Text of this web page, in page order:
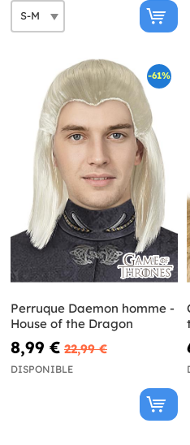
-61%
Perruque Daemon homme -
House of the Dragon
8,99 € 22,99 €
DISPONIBLE